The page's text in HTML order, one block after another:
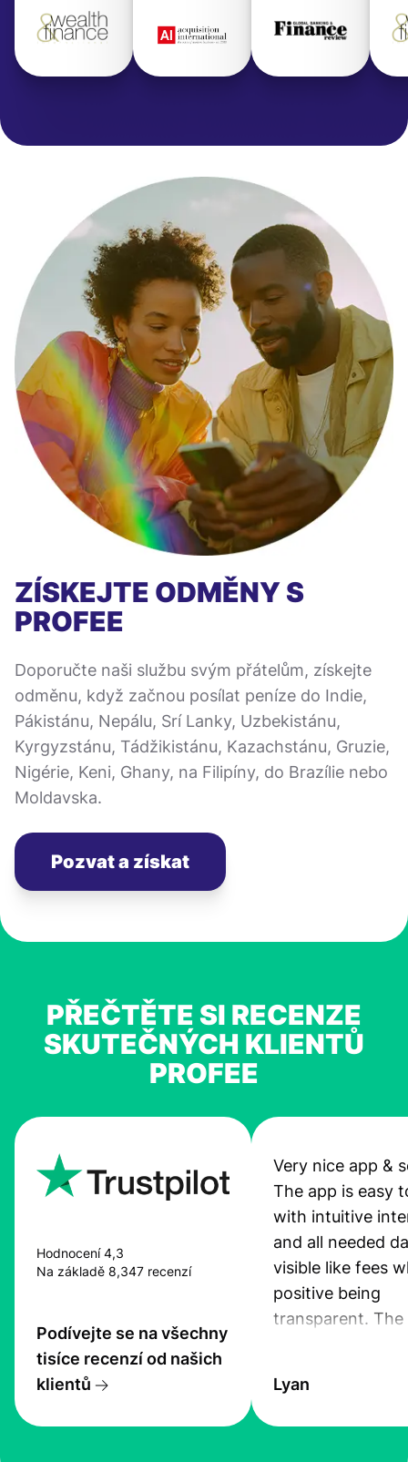
ZÍSKEJTE ODMĚNY S
PROFEE
Doporučte naši službu svým přátelům, získejte
odměnu, když začnou posílat peníze do Indie,
Pákistánu, Nepálu, Srí Lanky, Uzbekistánu,
Kyrgyzstánu, Tádžikistánu, Kazachstánu, Gruzie,
Nigérie, Keni, Ghany, na Filipíny, do Brazílie nebo
Moldavska.
Pozvat a získat
PŘEČTĚTE SI RECENZE
SKUTEČNÝCH KLIENTŮ
PROFEE
Hodnocení 4,3
Na základě 8,347 recenzí
Podívejte se na všechny
tisíce recenzí od našich
klientů
Very nice app &
The app is easy
with intuitive
and all needed
visible like fees
positive being
transparent. The
the exchange
Lyan